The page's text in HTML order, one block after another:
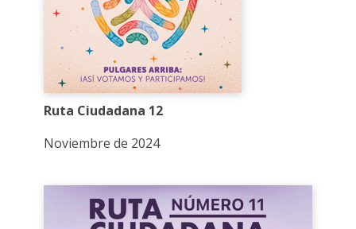
Ruta Ciudadana 12
Noviembre de 2024